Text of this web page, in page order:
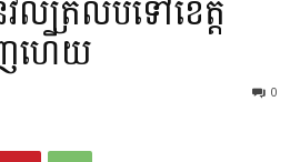
លត្រលប់ទៅខេត្ត
ហើយ
0